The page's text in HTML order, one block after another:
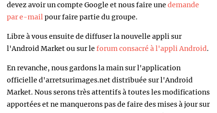
devez avoir un compte Google et nous faire une demande
par e-mailpour faire partie du groupe.
Libre à vous ensuite de diffuser la nouvelle appli sur
l'Android Market ou sur le forum consacré à l'appli Android.
En revanche, nous gardons la main sur l'application
officielle d'arretsurimages.net distribuée sur l'Android
Market. Nous serons très attentifs à toutes les modifications
apportées et ne manquerons pas de faire des mises à jour sur